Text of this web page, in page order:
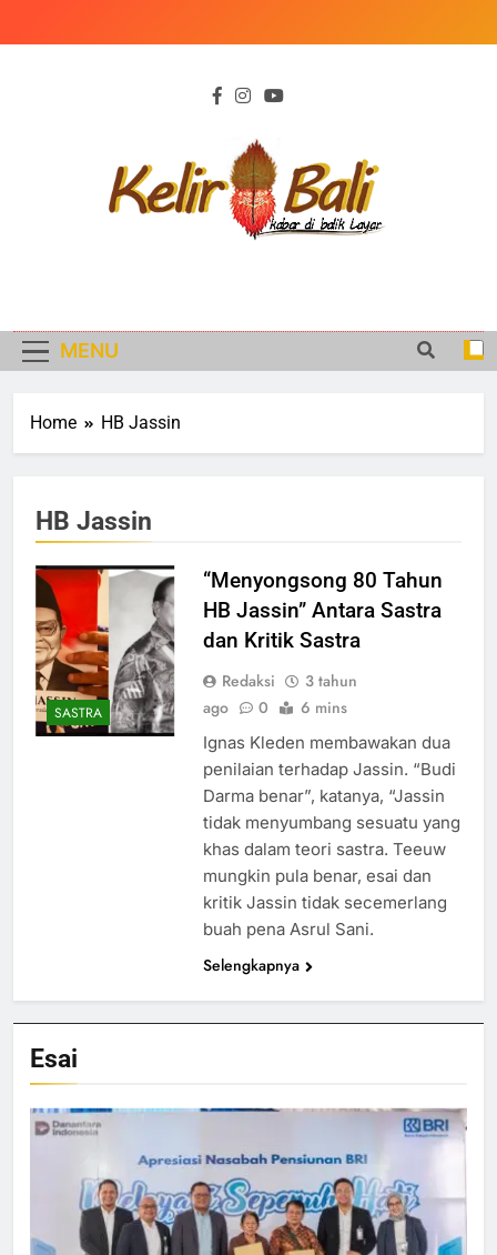
MENU
Home HB Jassin
HB Jassin
SASTRA
“Menyongsong 80 Tahun
HB Jassin” Antara Sastra
dan Kritik Sastra
Redaksi
3 tahun
ago
0 6 mins
Ignas Kleden membawakan dua
penilaian terhadap Jassin. “Budi
Darma benar”, katanya, “Jassin
tidak menyumbang sesuatu yang
khas dalam teori sastra. Teeuw
mungkin pula benar, esai dan
kritik Jassin tidak secemerlang
buah pena Asrul Sani.
Selengkapnya
Esai